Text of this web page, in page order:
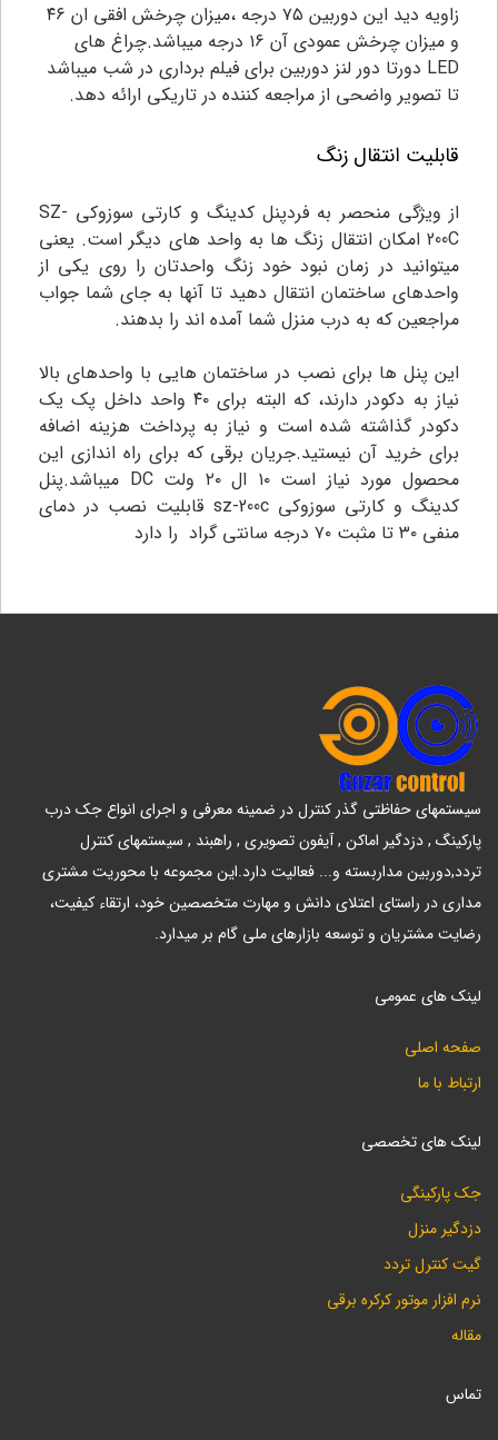
زاویه دید این دوربین ۷۵ درجه ،میزان چرخش افقی ان ۴۶
و میزان چرخش عمودی آن ۱۶ درجه میباشد.چراغ های
LED دورتا دور لنز دوربین برای فیلم برداری در شب میباشد
تا تصویر واضحی از مراجعه کننده در تاریکی ارائه دهد.
قابلیت انتقال زنگ
از ویژگی منحصر به فرد
پنل کدینگ و کارتی سوزوکی SZ-
200C امکان انتقال زنگ ها به واحد های دیگر است. یعنی
میتوانید در زمان نبود خود زنگ واحدتان را روی یکی از
واحدهای ساختمان انتقال دهید تا آنها به جای شما جواب
مراجعین که به درب منزل شما آمده اند را بدهند.
این پنل ها برای نصب در ساختمان هایی با واحدهای بالا
نیاز به دکودر دارند، که البته برای ۴۰ واحد داخل پک یک
دکودر گذاشته شده است و نیاز به پرداخت هزینه اضافه
برای خرید آن نیستید.جریان برقی که برای راه اندازی این
محصول مورد نیاز است ۱۰ ال ۲۰ ولت DC میباشد.پنل
کدینگ و کارتی سوزوکی sz-200c قابلیت نصب در دمای
منفی ۳۰ تا مثبت ۷۰ درجه سانتی گراد را دارد
سیستمهای حفاظتی گذر کنترل در ضمینه معرفی و اجرای انواع جک درب
پارکینگ , دزدگیر اماکن , آیفون تصویری , راهبند , سیستمهای کنترل
تردد,دوربین مداربسته و... فعالیت دارد.این مجموعه با محوریت مشتری
مداری در راستای اعتلای دانش و مهارت متخصصین خود، ارتقاء کیفیت،
رضایت مشتریان و توسعه بازارهای ملی گام بر میدارد.
لینک های عمومی
صفحه اصلی
ارتباط با ما
لینک های تخصصی
جک پارکینگی
دزدگیر منزل
گیت کنترل تردد
نرم افزار موتور کرکره برقی
مقاله
تماس